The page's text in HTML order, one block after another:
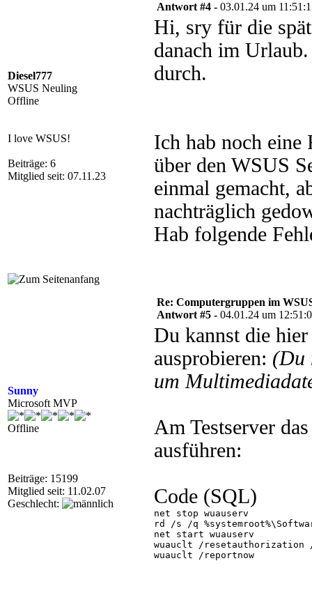
Diesel777
WSUS Neuling
Offline
I love WSUS!
Beiträge: 6
Mitglied seit: 07.11.23
Antwort #4 - 03.01.24 um
Hi, sry für die
danach im
durch.
Ich hab noch eine
über den WSUS
einmal gemacht,
nachträglich
Hab folgende
Sunny
Microsoft MVP
Offline
Beiträge: 15199
Mitglied seit: 11.02.07
Geschlecht:
Re: Computergruppen im
Antwort #5 - 04.01.24 um
Du kannst die
ausprobieren: (Du
um
Am Testserver
ausführen:
Code (SQL)
net stop wuauserv
rd /s /q
net start wuauserv
wuauclt /resetauthorization /
wuauclt /reportnow